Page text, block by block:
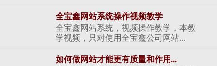
全宝鑫网站系统操作视频教学
全宝鑫网站系统，视频操作教学，本教
学视频，只对使用全宝鑫公司网站...
如何做网站才能更有质量和作用...